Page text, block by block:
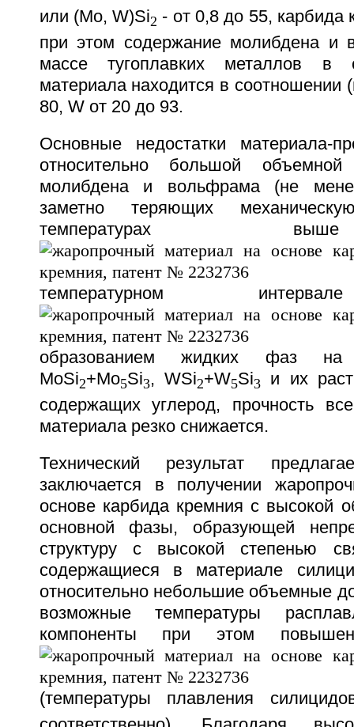
или (Mo, W)Si2 - от 0,8 до 55, карбида
при этом содержание молибдена и
массе тугоплавких металлов в
материала находится в
80, W от 20 до 93.
Основные недостатки материала-
относительно большой
молибдена и вольфрама (не
заметно теряющих
температурах
температурном
образованием жидких фаз на
MoSi2+Mo5Si3, WSi2+W5Si3 и их
содержащих углерод, прочность
материала резко снижается.
Технический результат
заключается в получении
основе карбида кремния с высокой
основной фазы, образующей
структуру с высокой степенью
содержащиеся в материале
относительно небольшие объемные
возможные температуры
компоненты при этом
(температуры плавления